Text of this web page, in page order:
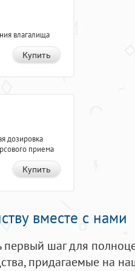
влагалища
Купить
дозировка
приема
Купить
вместе с нами
первый шаг для
придагаемые на